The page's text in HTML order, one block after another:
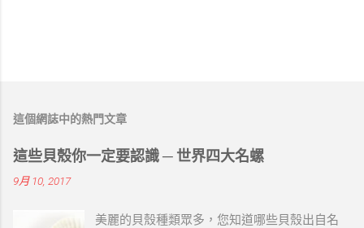
這個網誌中的熱門文章
這些貝殼你一定要認識 ─ 世界四大名螺
9月 10, 2017
美麗的貝殼種類眾多，您知道哪些貝殼出自名